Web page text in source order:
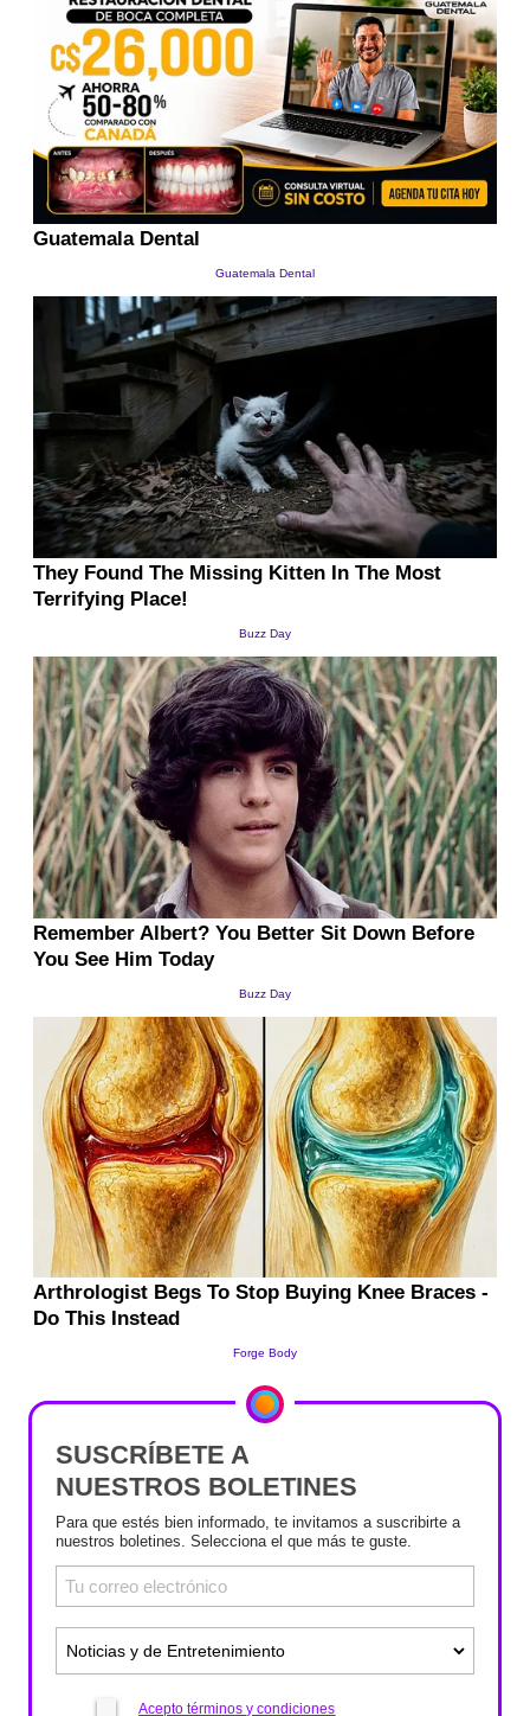
SUSCRÍBETE A
NUESTROS BOLETINES
Para que estés bien informado, te invitamos a suscribirte a
nuestros boletines. Selecciona el que más te guste.
Acepto términos y condiciones